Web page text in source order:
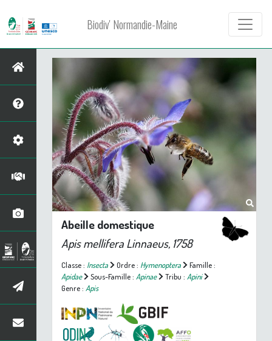
Biodiv' Normandie-Maine
Abeille domestique
Apis mellifera Linnaeus, 1758
Classe : Insecta Ordre : Hymenoptera
Famille :
Apidae
Sous-Famille : Apinae Tribu : Apini
Genre : Apis